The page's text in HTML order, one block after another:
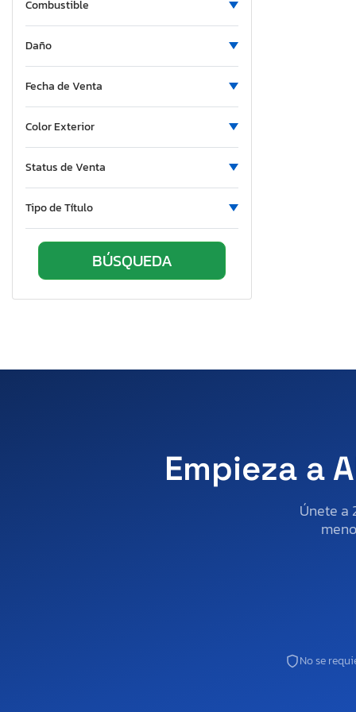
Club Car
Coachmen
Cobra Trike
Coleman
Columbia Nw
Container
Cross Country
Crown
Combustible
Daño
Fecha de Venta
Color Exterior
Status de Venta
Tipo de Título
Empieza a
Únete a
No se